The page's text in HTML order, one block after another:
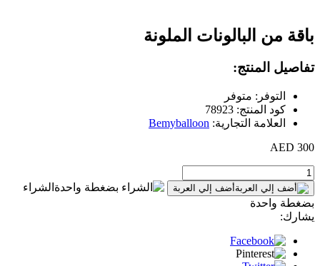
باقة من البالونات الملونة
تفاصيل المنتج:
التوفر: متوفر
كود المنتج: 78923
العلامة التجارية: Bemyballoon
300 AED
أضف إلي العربة
الشراء
بضغطة واحدة
يشارك: